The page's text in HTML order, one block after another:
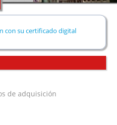
con su certificado digital
de adquisición